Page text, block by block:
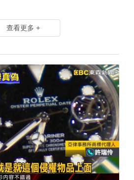
查看更多 +